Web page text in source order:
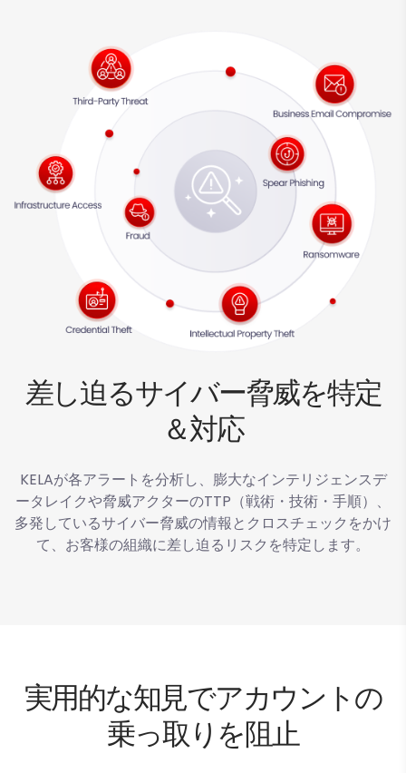
差し迫るサイバー脅威を特定
＆対応
KELAが各アラートを分析し、膨大なインテリジェンスデ
ータレイクや脅威アクターのTTP（戦術・技術・手順）、
多発しているサイバー脅威の情報とクロスチェックをかけ
て、お客様の組織に差し迫るリスクを特定します。
実用的な知見でアカウントの
乗っ取りを阻止